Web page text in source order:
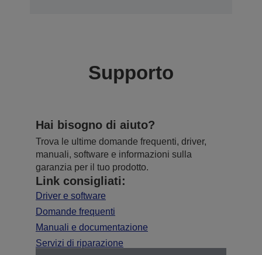
Supporto
Hai bisogno di aiuto?
Trova le ultime domande frequenti, driver,
manuali, software e informazioni sulla
garanzia per il tuo prodotto.
Link consigliati:
Driver e software
Domande frequenti
Manuali e documentazione
Servizi di riparazione